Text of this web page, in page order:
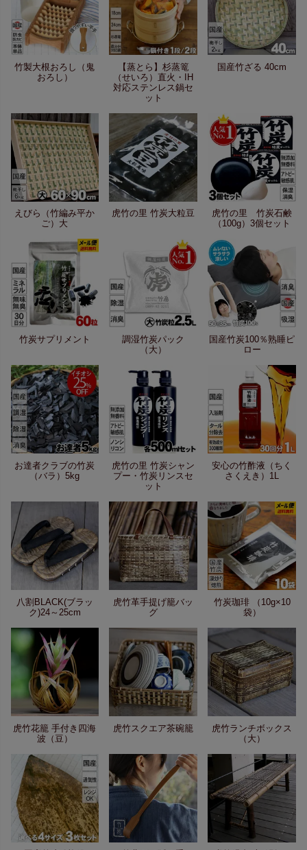
竹製大根おろし（鬼
おろし）
【蒸とら】杉蒸篭
（せいろ）直火・IH
対応ステンレス鍋セ
ット
国産竹ざる 40cm
えびら（竹編み平か
ご）大
虎竹の里 竹炭大粒豆
虎竹の里 竹炭石鹸
（100g）3個セット
竹炭サプリメント
調湿竹炭パック
（大）
国産竹炭100％熟睡ピ
ロー
お達者クラブの竹炭
（バラ）5kg
虎竹の里 竹炭シャン
プー・竹炭リンスセ
ット
安心の竹酢液（ちく
さくえき）1L
八割BLACK(ブラッ
ク)24～25cm
虎竹革手提げ籠バッ
グ
竹炭珈琲 （10g×10
袋）
虎竹花籠 手付き四海
波（豆）
虎竹スクエア茶碗籠
虎竹ランチボックス
（大）